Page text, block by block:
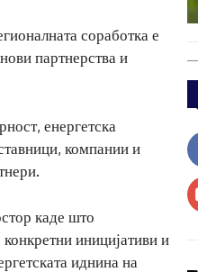
соработка е
партнерства и
енергетска
компании и
каде што
иницијативи и
иднина на